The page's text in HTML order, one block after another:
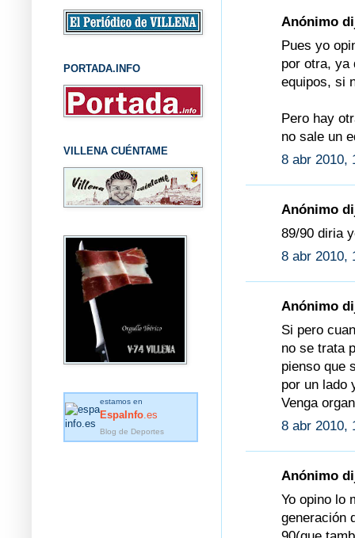
Anónimo
Pues yo
por otra, ya
equipos, si
Pero hay
no sale un
8 abr 2010,
Anónimo
89/90 diria
8 abr 2010,
Anónimo
Si pero
no se trata
pienso que
por un lado
Venga
8 abr 2010,
Anónimo
Yo opino lo
generación
PORTADA.INFO
VILLENA CUÉNTAME
estamos en
EspaInfo .es
Blog de Deportes